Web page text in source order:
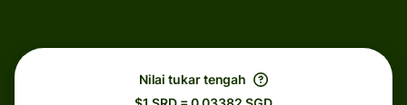
Nilai tukar tengah